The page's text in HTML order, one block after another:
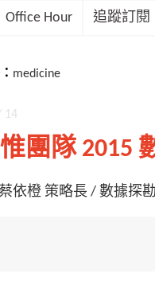
Office Hour 追蹤訂閱
medicine
14
團隊 2015
依橙 策略長 / 數據探